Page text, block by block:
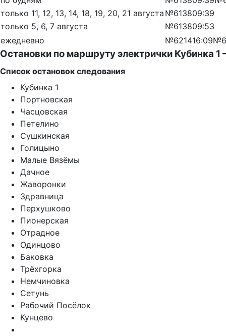
только 11, 12, 13, 14, 18, 19, 20, 21 августа №613809:39
только 5, 6, 7 августа
№613809:53
ежедневно
№621416:09
Остановки по маршруту электрички Кубинка
Список остановок следования
Кубинка 1
Портновская
Часцовская
Петелино
Сушкинская
Голицыно
Малые Вязёмы
Дачное
Жаворонки
Здравница
Перхушково
Пионерская
Отрадное
Одинцово
Баковка
Трёхгорка
Немчиновка
Сетунь
Рабочий Посёлок
Кунцево